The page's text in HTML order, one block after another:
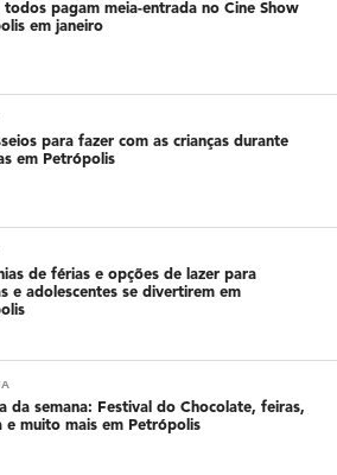
todos pagam meia-entrada no Cine Show
em janeiro
para fazer com as crianças durante
em Petrópolis
de férias e opções de lazer para
e adolescentes se divertirem em
da semana: Festival do Chocolate, feiras,
e muito mais em Petrópolis